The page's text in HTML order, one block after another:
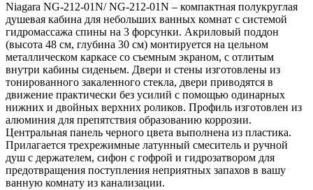
Niagara NG-212-01N/ NG-212-01N – компактная полукруглая
душевая кабина для небольших ванных комнат с системой
гидромассажа спины на 3 форсунки. Акриловый поддон
(высота 48 см, глубина 30 см) монтируется на цельном
металлическом каркасе со съемным экраном, с отлитым
внутри кабины сиденьем. Двери и стены изготовлены из
тонированного закаленного стекла, двери приводятся в
движение практически без усилий с помощью одинарных
нижних и двойных верхних роликов. Профиль изготовлен из
алюминия для препятствия образованию коррозии.
Центральная панель черного цвета выполнена из пластика.
Прилагается трехрежимные латунный смеситель и ручной
душ с держателем, сифон с гофрой и гидрозатвором для
предотвращения поступления неприятных запахов в вашу
ванную комнату из канализации.